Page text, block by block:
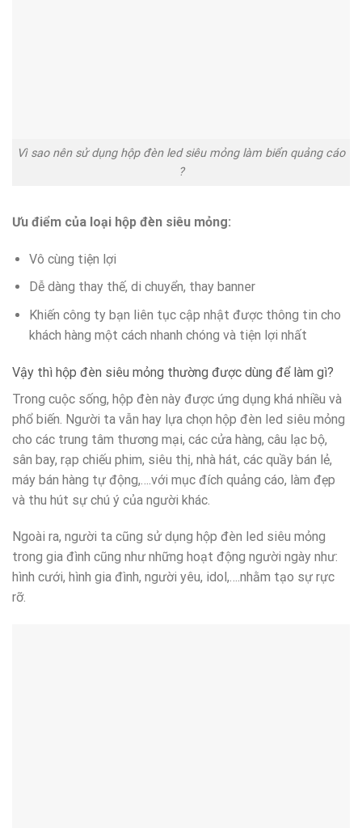
Vì sao nên sử dụng hộp đèn led siêu mỏng làm biển quảng cáo
?
Ưu điểm của loại hộp đèn siêu mỏng:
Vô cùng tiện lợi
Dễ dàng thay thế, di chuyển, thay banner
Khiến công ty bạn liên tục cập nhật được thông tin cho
khách hàng một cách nhanh chóng và tiện lợi nhất
Vậy thì hộp đèn siêu mỏng thường được dùng để làm gì?
Trong cuộc sống, hộp đèn này được ứng dụng khá nhiều và
phổ biến. Người ta vẫn hay lựa chọn hộp đèn led siêu mỏng
cho các trung tâm thương mại, các cửa hàng, câu lạc bộ,
sân bay, rạp chiếu phim, siêu thị, nhà hát, các quầy bán lẻ,
máy bán hàng tự động,….với mục đích quảng cáo, làm đẹp
và thu hút sự chú ý của người khác.
Ngoài ra, người ta cũng sử dụng hộp đèn led siêu mỏng
trong gia đình cũng như những hoạt động người ngày như:
hình cưới, hình gia đình, người yêu, idol,….nhằm tạo sự rực
rỡ.